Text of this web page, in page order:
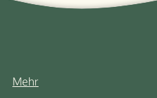
Mehr